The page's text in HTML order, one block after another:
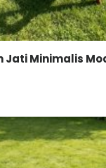
Jati Minimalis